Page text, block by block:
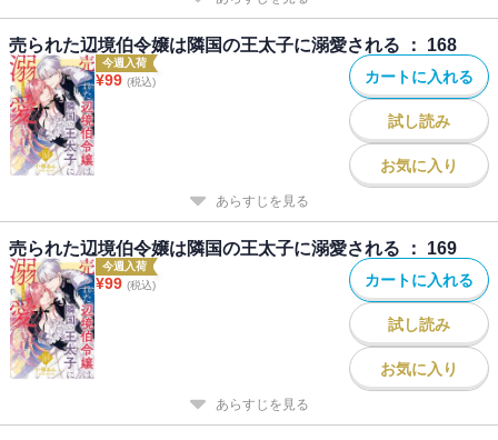
売られた辺境伯令嬢は隣国の王太子に溺愛される ： 168
今週入荷
¥99 (税込) カートに入れる
試し読み
お気に入り
あらすじを見る
売られた辺境伯令嬢は隣国の王太子に溺愛される ： 169
今週入荷
¥99 (税込) カートに入れる
試し読み
お気に入り
あらすじを見る